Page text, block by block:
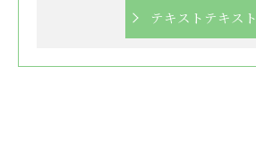
テキストテキスト